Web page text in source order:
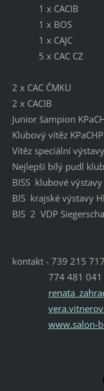
1 x CACIB
1 x BOS
1 x CAJC
5 x CAC CZ
2 x CAC ČMKU
2 x CACIB
Junior šampion
Klubový vítěz KPaCHP
Vítěz speciální
Nejlepší bílý pudl
BISS klubové
BIS krajské výstavy
BIS 2 VDP
kontakt - 739 215 717
774 481 041
www.salon-